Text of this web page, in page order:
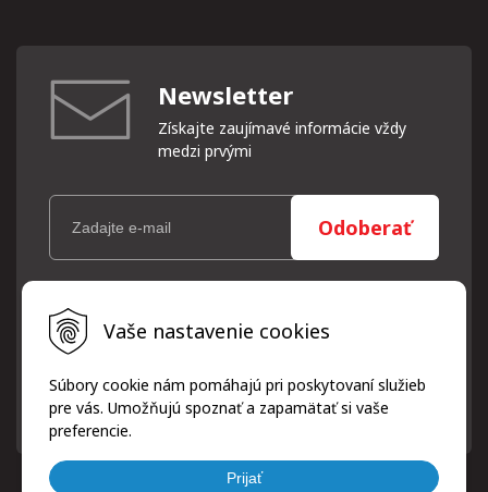
Vaše nastavenie cookies
Súbory cookie nám pomáhajú pri poskytovaní služieb
pre vás. Umožňujú spoznať a zapamätať si vaše
preferencie.
Prijať
Newsletter
Získajte zaujímavé informácie vždy
medzi prvými
Odoberať
Vaše osobné údaje (email) budeme spracovávať len za týmto
účelom v súlade s platnou legislatívou a zásadami ochrany
osobných údajov. Súhlas potvrdíte kliknutím na odkaz, ktorý
písomne, emailom alebo kliknutím na odkaz z ktoréhokoľvek
informačného emailu.